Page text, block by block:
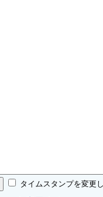
タイムスタンプを変更